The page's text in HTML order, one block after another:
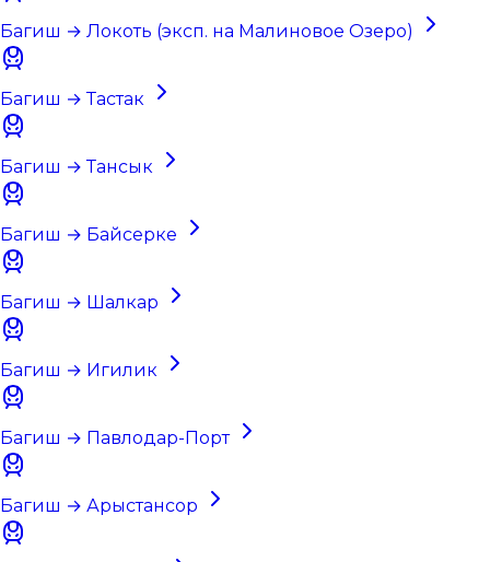
Багиш → Локоть (эксп. на Малиновое Озеро)
Багиш → Тастак
Багиш → Тансык
Багиш → Байсерке
Багиш → Шалкар
Багиш → Игилик
Багиш → Павлодар-Порт
Багиш → Арыстансор